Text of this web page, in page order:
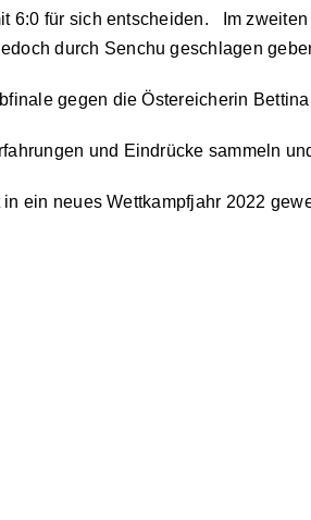
6:0 für sich entscheiden. Im
durch Senchu geschlagen
gegen die Östereicherin
und Eindrücke sammeln
ein neues Wettkampfjahr 2022